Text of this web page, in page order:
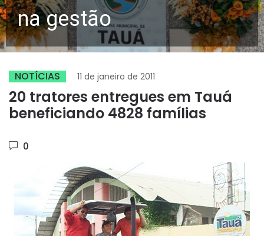
na gestão
NOTÍCIAS 11 de janeiro de 2011
20 tratores entregues em Tauá
beneficiando 4828 famílias
0